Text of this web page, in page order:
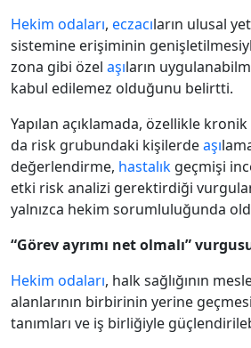
Hekim odaları, eczacıların ulusal
sistemine erişiminin
zona gibi özel aşıların
kabul edilemez olduğunu belirtti.
Yapılan açıklamada, özellikle
da risk grubundaki kişilerdeaşı
değerlendirme, hastalık geçmişi
etki risk analizi gerektirdiği
yalnızca hekim sorumluluğunda
“Görev ayrımı net olmalı”
Hekim odaları, halk sağlığının
alanlarının birbirinin yerine
tanımları ve iş birliğiyle